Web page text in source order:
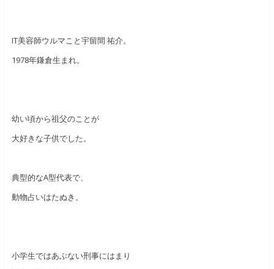
IT美容師ウルマこと宇留間 祐介。
1978年鎌倉生まれ。
幼い頃から祖父のことが
大好きな子供でした。
典型的なA型代表で、
動物占いはたぬき。
小学生ではあぶない刑事にはまり